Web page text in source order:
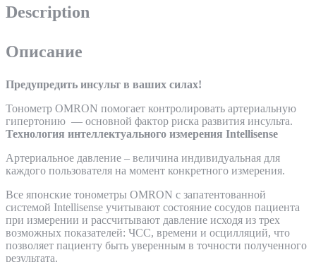
манжетой
см)
Description
Описание
Предупредить инсульт в ваших силах!
Тонометр OMRON помогает контролировать артериальную
гипертонию — основной фактор риска развития инсульта.
Технология интеллектуального измерения Intellisense
Артериальное давление – величина индивидуальная для
каждого пользователя на момент конкретного измерения.
Все японские тонометры OMRON c запатентованной
системой Intellisense учитывают состояние сосудов пациента
при измерении и рассчитывают давление исходя из трех
возможных показателей: ЧСС, времени и осцилляций, что
позволяет пациенту быть уверенным в точности полученного
результата.